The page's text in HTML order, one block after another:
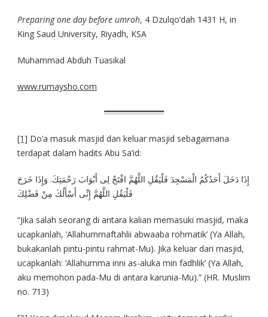
Preparing one day before umroh, 4 Dzulqo’dah 1431 H, in
King Saud University, Riyadh, KSA
Muhammad Abduh Tuasikal
www.rumaysho.com
[1] Do’a masuk masjid dan keluar masjid sebagaimana
terdapat dalam hadits Abu Sa’id:
إِذَا دَخَلَ أَحَدُكُمُ الْمَسْجِدَ فَلْيَقُلِ اللَّهُمَّ افْتَحْ لِى أَبْوَابَ رَحْمَتِكَ. وَإِذَا خَرَجَ
فَلْيَقُلِ اللَّهُمَّ إِنِّى أَسْأَلُكَ مِنْ فَضْلِكَ
“Jika salah seorang di antara kalian memasuki masjid, maka
ucapkanlah, ‘Allahummaftahlii abwaaba rohmatik’ (Ya Allah,
bukakanlah pintu-pintu rahmat-Mu). Jika keluar dari masjid,
ucapkanlah: ‘Allahumma inni as-aluka min fadhlik’ (Ya Allah,
aku memohon pada-Mu di antara karunia-Mu).” (HR. Muslim
no. 713)